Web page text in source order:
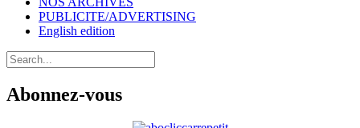
PUBLICITE/ADVERTISING
English edition
Abonnez-vous